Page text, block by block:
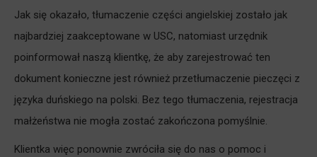
Jak się okazało, tłumaczenie części angielskiej zostało jak
najbardziej zaakceptowane w USC, natomiast urzędnik
poinformował naszą klientkę, że aby zarejestrować ten
dokument konieczne jest również przetłumaczenie pieczęci z
języka duńskiego na polski. Bez tego tłumaczenia, rejestracja
małżeństwa nie mogła zostać zakończona pomyślnie.
Klientka więc ponownie zwróciła się do nas o pomoc i